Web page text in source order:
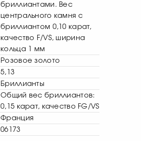
бриллиантами. Вес
центрального камня с
бриллиантом 0,10 карат,
качество F/VS, ширина
кольца 1 мм
Розовое золото
5,13
Бриллианты
Общий вес бриллиантов:
0,15 карат, качество FG/VS
Франция
06173